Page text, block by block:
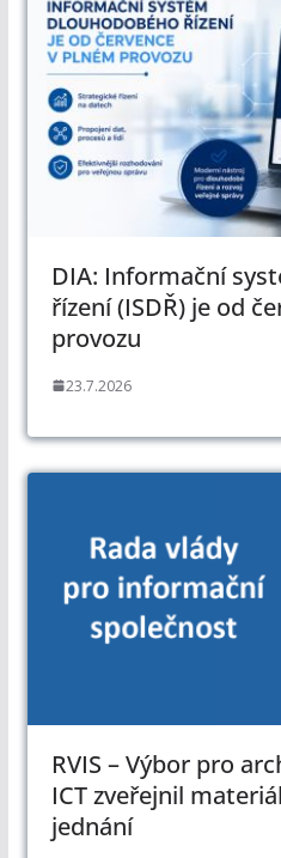
DIA: Informační
řízení (ISDŘ) je od
provozu
23.7.2026
RVIS – Výbor pro
ICT zveřejnil
jednání